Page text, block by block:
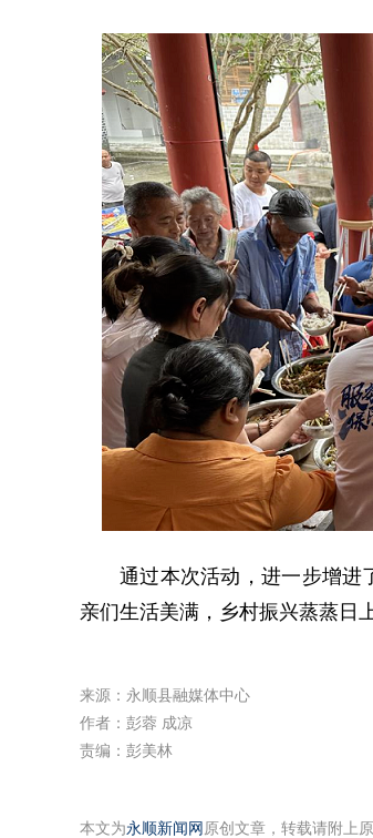
通过本次活动，进一步增进
亲们生活美满，乡村振兴蒸蒸日上
来源：永顺县融媒体中心
作者：彭蓉 成凉
责编：彭美林
本文为永顺新闻网 原创文章，转载请附上